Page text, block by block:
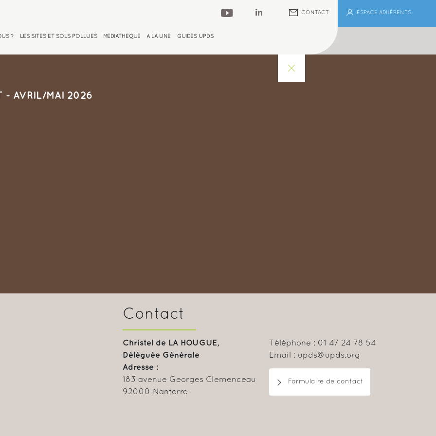
CONTACT ESPACE ADHÉRENTS
? LES SITES ET SOLS POLLUÉS MEDIATHÈQUE À LA UNE GUIDES UPDS
- AVRIL/MAI 2026
Contact
Christel de LA HOUGUE,
Déléguée Générale
Adresse :
183 avenue Georges Clemenceau
92000 Nanterre
Téléphone : 01 47 24 78 54
Email : upds@upds.org
Formulaire de contact